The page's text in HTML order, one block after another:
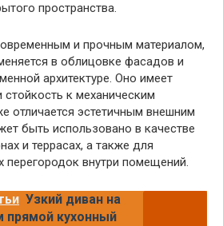
пространства.
и прочным материалом,
в облицовке фасадов и
архитектуре. Оно имеет
к механическим
отличается эстетичным внешним
быть использовано в качестве
и террасах, а также для
перегородок внутри помещений.
Узкий диван на
прямой кухонный